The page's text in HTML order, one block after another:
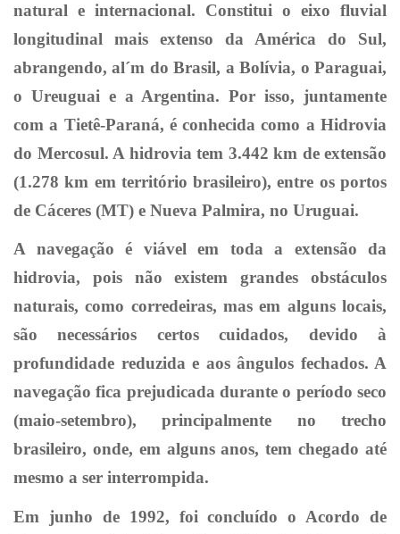
natural e internacional. Constitui o eixo fluvial
longitudinal mais extenso da América do Sul,
abrangendo, al´m do Brasil, a Bolívia, o Paraguai,
o Ureuguai e a Argentina. Por isso, juntamente
com a Tietê-Paraná, é conhecida como a Hidrovia
do Mercosul. A hidrovia tem 3.442 km de extensão
(1.278 km em território brasileiro), entre os portos
de Cáceres (MT) e Nueva Palmira, no Uruguai.
A navegação é viável em toda a extensão da
hidrovia, pois não existem grandes obstáculos
naturais, como corredeiras, mas em alguns locais,
são necessários certos cuidados, devido à
profundidade reduzida e aos ângulos fechados. A
navegação fica prejudicada durante o período seco
(maio-setembro), principalmente no trecho
brasileiro, onde, em alguns anos, tem chegado até
mesmo a ser interrompida.
Em junho de 1992, foi concluído o Acordo de